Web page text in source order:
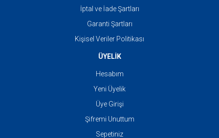
İptal ve İade Şartları
Garanti Şartları
Kişisel Veriler Politikası
ÜYELİK
Hesabım
Yeni Üyelik
Üye Girişi
Şifremi Unuttum
Sepetiniz